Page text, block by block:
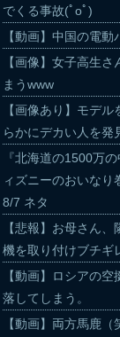
でくる事故(ﾟoﾟ)
【動画】中国の電
【画像】女子高生
まうwww
【画像あり】モデ
らかにデカい人を発
『北海道の1500万
ィズニーのおいな
8/7 ネタ
【悲報】お母さん
機を取り付けブチギ
【動画】ロシアの
落してしまう。
【動画】両方馬鹿